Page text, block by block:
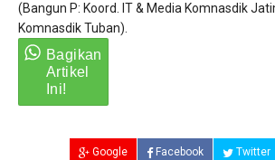
(Bangun P: Koord. IT & Media Komnasdik
Komnasdik Tuban).
Google Facebook Twitter